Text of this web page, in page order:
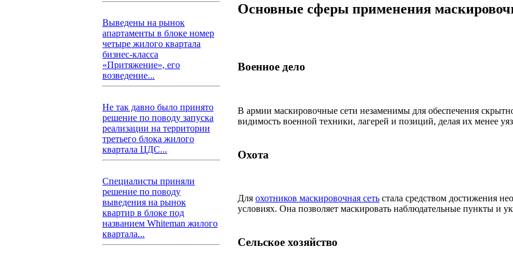
Выведены на рынок
апартаменты в блоке номер
четыре жилого квартала
бизнес-класса
«Притяжение», его
возведение...
Не так давно было принято
решение по поводу запуска
реализации на территории
третьего блока жилого
квартала ЦДС...
Специалисты приняли
решение по поводу
выведения на рынок
квартир в блоке под
названием Whiteman жилого
квартала...
Основные сферы применения
Военное дело
В армии маскировочные сети незаменимы для обеспечения
видимость военной техники, лагерей и позиций, делая их менее
Охота
Для охотников маскировочная сеть стала средством достижения
условиях. Она позволяет маскировать наблюдательные пункты и
Сельское хозяйство